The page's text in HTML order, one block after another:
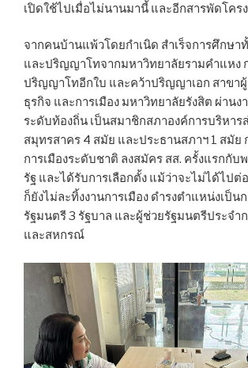
เปิดใช้ไปเมื่อไม่นานมานี้ และอีกสารพัดโคร
จากคนบ้านแพ้วโดยกำเนิด สำเร็จการศึกษ
และปริญญาโทจากมหาวิทยาลัยรามคำแหง
ปริญญาโทอีกใบ และคว้าปริญญาเอก สาขา
ธุรกิจ และการเมือง มหาวิทยาลัยรังสิต ผ่านง
ระดับท้องถิ่น เป็นสมาชิกสภาองค์การบริหาร
สมุทรสาคร 4 สมัย และประธานสภาฯ 1 สมัย
การเมืองระดับชาติ ลงสมัคร สส. ครั้งแรกกับ
รัฐ และได้รับการเลือกตั้ง แม้ว่าจะไม่ได้ไปต่
ก็ยังไม่ละทิ้งงานการเมือง ดำรงตำแหน่งเป็น
รัฐมนตรี 3 รัฐบาล และผู้ช่วยรัฐมนตรีประจำ
และสหกรณ์